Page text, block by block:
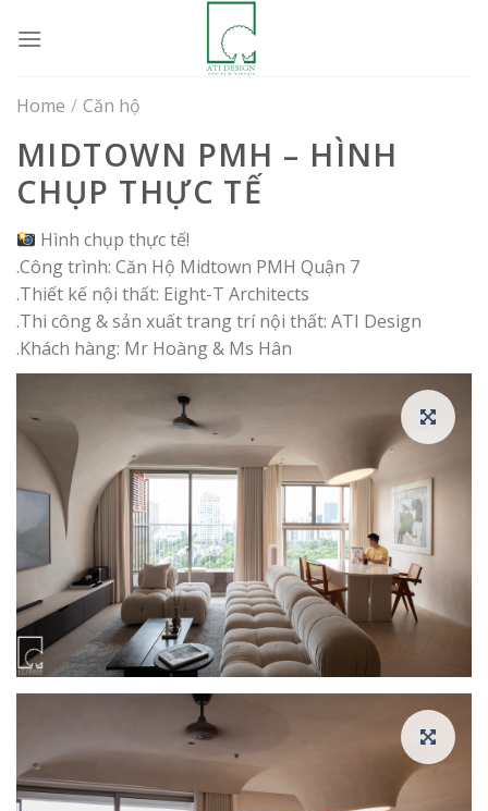
Home / Căn hộ
MIDTOWN PMH – HÌNH
CHỤP THỰC TẾ
Hình chụp thực tế!
.Công trình: Căn Hộ Midtown PMH Quận 7
.Thiết kế nội thất: Eight-T Architects
.Thi công & sản xuất trang trí nội thất: ATI Design
.Khách hàng: Mr Hoàng & Ms Hân